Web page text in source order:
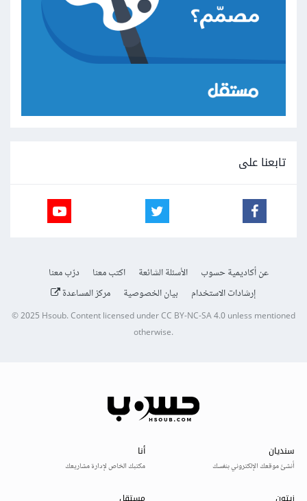
تابعنا على
عن أكاديمية حسوب الأسئلة الشائعة اكتب معنا
درّب معنا
إرشادات الاستخدام
بيان الخصوصية مركز المساعدة
© 2025Hsoub.Content licensed underCC BY-NC-SA 4.0unless mentioned
otherwise.